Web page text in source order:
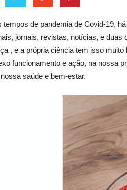
tempos de pandemia de Covid-19,
jornais, revistas, notícias, e duas
, e a própria ciência tem isso
funcionamento e ação, na nossa
saúde e bem-estar.